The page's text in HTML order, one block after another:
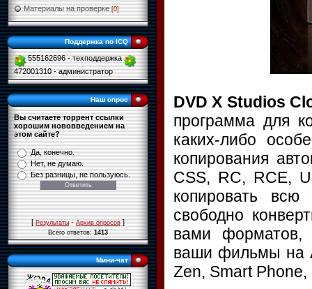
Материалы на проверке [0]
Поддержка по ICQ
555162696 - техподдержка
472001310 - администратор
Наш опрос
Вы считаете торрент ссылки
хорошим нововведением на
этом сайте?
Да, конечно.
Нет, не думаю.
Без разницы, не пользуюсь.
[Результаты·Архив опросов]
Всего ответов:1413
Мини-чат
DVD X Studios
программа для
каких-либо
копирования
CSS, RC, RCE,
копировать
свободно
вами форматов,
ваши фильмы на
Zen, Smart Phone,